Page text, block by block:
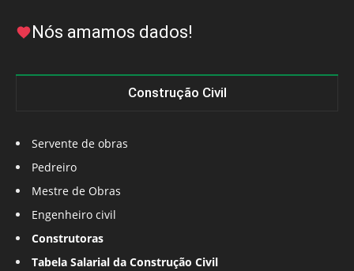
Nós amamos dados!
Construção Civil
Servente de obras
Pedreiro
Mestre de Obras
Engenheiro civil
Construtoras
Tabela Salarial da Construção Civil